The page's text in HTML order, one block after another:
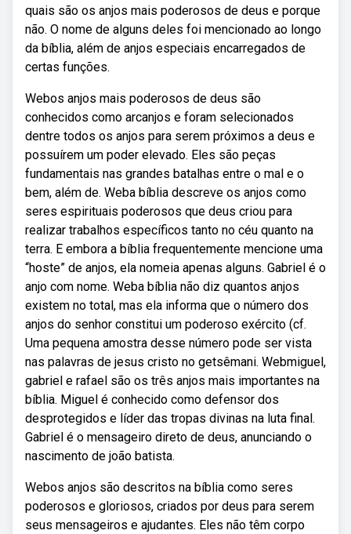
quais são os anjos mais poderosos de deus e porque
não. O nome de alguns deles foi mencionado ao longo
da bíblia, além de anjos especiais encarregados de
certas funções.
Webos anjos mais poderosos de deus são
conhecidos como arcanjos e foram selecionados
dentre todos os anjos para serem próximos a deus e
possuírem um poder elevado. Eles são peças
fundamentais nas grandes batalhas entre o mal e o
bem, além de. Weba bíblia descreve os anjos como
seres espirituais poderosos que deus criou para
realizar trabalhos específicos tanto no céu quanto na
terra. E embora a bíblia frequentemente mencione uma
“hoste” de anjos, ela nomeia apenas alguns. Gabriel é o
anjo com nome. Weba bíblia não diz quantos anjos
existem no total, mas ela informa que o número dos
anjos do senhor constitui um poderoso exército (cf.
Uma pequena amostra desse número pode ser vista
nas palavras de jesus cristo no getsêmani. Webmiguel,
gabriel e rafael são os três anjos mais importantes na
bíblia. Miguel é conhecido como defensor dos
desprotegidos e líder das tropas divinas na luta final.
Gabriel é o mensageiro direto de deus, anunciando o
nascimento de joão batista.
Webos anjos são descritos na bíblia como seres
poderosos e gloriosos, criados por deus para serem
seus mensageiros e ajudantes. Eles não têm corpo